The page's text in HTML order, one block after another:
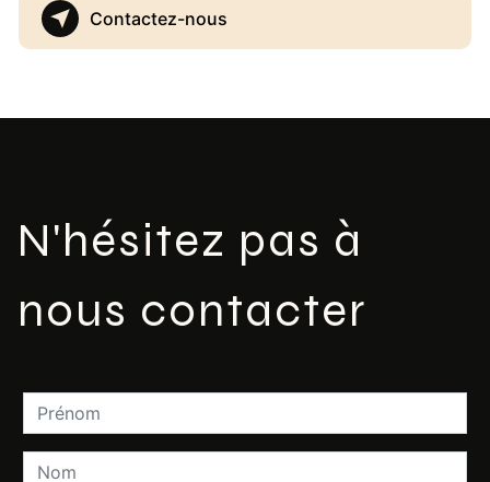
Contactez-nous
N'hésitez pas à
nous contacter